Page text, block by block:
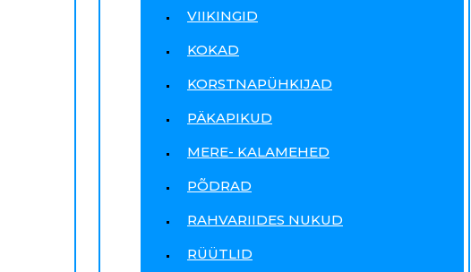
VIIKINGID
KOKAD
KORSTNAPÜHKIJAD
PÄKAPIKUD
MERE- KALAMEHED
PÕDRAD
RAHVARIIDES NUKUD
RÜÜTLID